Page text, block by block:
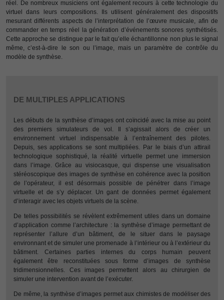
réel. De nombreux musiciens ont également recours à cette technologie du
virtuel dans leurs compositions. Ils utilisent généralement des dispositifs
mesurant différents aspects de l’interprétation de l’œuvre musicale, afin de
commander en temps réel la génération d’événements sonores synthétisés.
Cette approche se distingue par le fait qu’elle échantillonne non plus le signal
même, c’est-à-dire le son ou l’image, mais un paramètre de contrôle du
modèle de synthèse.
DE MULTIPLES APPLICATIONS
Les débuts de la synthèse d’images ont coïncidé avec la mise au point
des premiers simulateurs de vol. Il s’agissait alors de créer un
environnement virtuel indispensable à l’entraînement des pilotes.
Depuis, ses applications se sont multipliées. Par le biais d’un attirail
technologique sophistiqué, la réalité virtuelle permet une immersion
dans l’image. Grâce au visiocasque, qui dispense une visualisation
stéréoscopique des images de synthèse en cohérence avec la position
de l’opérateur, il est désormais possible de pénétrer dans l’image
virtuelle et de s’y déplacer. Un gant de données permet également
d’interagir avec les objets virtuels de la scène.
De telles possibilités se révèlent extrêmement utiles dans un domaine
d’application comme l’architecture : la synthèse d’image permettant de
représenter l’allure d’un bâtiment, de le situer dans le paysage
environnant et de simuler une promenade à l’intérieur ou à l’extérieur du
bâtiment. Certaines parties internes du corps humain peuvent
également être reconstituées sous forme d’images de synthèse
tridimensionnelles. Ces images permettent alors au chirurgien de
simuler une intervention avant de l’exécuter.
De même, la synthèse d’images permet aux chimistes de modéliser des